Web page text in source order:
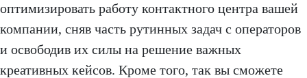
оптимизировать работу контактного центра вашей
компании, сняв часть рутинных задач с операторов
и освободив их силы на решение важных
креативных кейсов. Кроме того, так вы сможете